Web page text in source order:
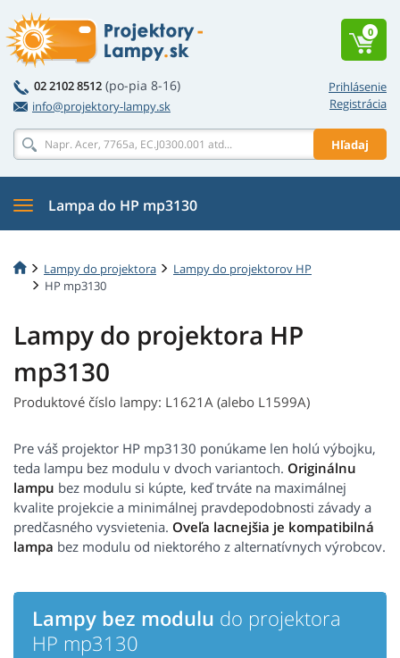
Prihlásenie
Registrácia
02 2102 8512 (po-pia 8-16)
info@projektory-lampy.sk
Hľadaj
0
Lampa do HP mp3130
Lampy do projektora
Lampy do projektorov HP
HP mp3130
Lampy do projektora HP
mp3130
Produktové číslo lampy: L1621A (alebo L1599A)
Pre váš projektor HP mp3130 ponúkame len holú výbojku,
teda lampu bez modulu v dvoch variantoch. Originálnu
lampu bez modulu si kúpte, keď trváte na maximálnej
kvalite projekcie a minimálnej pravdepodobnosti závady a
predčasného vysvietenia. Oveľa lacnejšia je kompatibilná
lampa bez modulu od niektorého z alternatívnych výrobcov.
Lampy bez modulu do projektora
HP mp3130